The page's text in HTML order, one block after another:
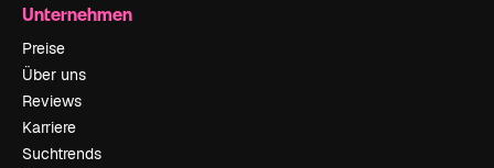
Unternehmen
Preise
Über uns
Reviews
Karriere
Suchtrends